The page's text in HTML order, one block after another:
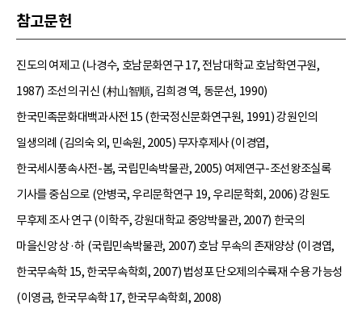
참고문헌
진도의 여제고 (나경수, 호남문화연구 17, 전남대학교 호남학연구원,
1987) 조선의 귀신 (村山智順, 김희경 역, 동문선, 1990)
한국민족문화대백과사전 15 (한국정신문화연구원, 1991) 강원인의
일생의례 (김의숙 외, 민속원, 2005) 무자후제사 (이경엽,
한국세시풍속사전-봄, 국립민속박물관, 2005) 여제연구-조선왕조실록
기사를 중심으로 (안병국, 우리문학연구 19, 우리문학회, 2006) 강원도
무후제 조사 연구 (이학주, 강원대학교 중앙박물관, 2007) 한국의
마을신앙 상·하 (국립민속박물관, 2007) 호남 무속의 존재양상 (이경엽,
한국무속학 15, 한국무속학회, 2007) 법성포 단오제의수륙재 수용 가능성
(이영금, 한국무속학 17, 한국무속학회, 2008)